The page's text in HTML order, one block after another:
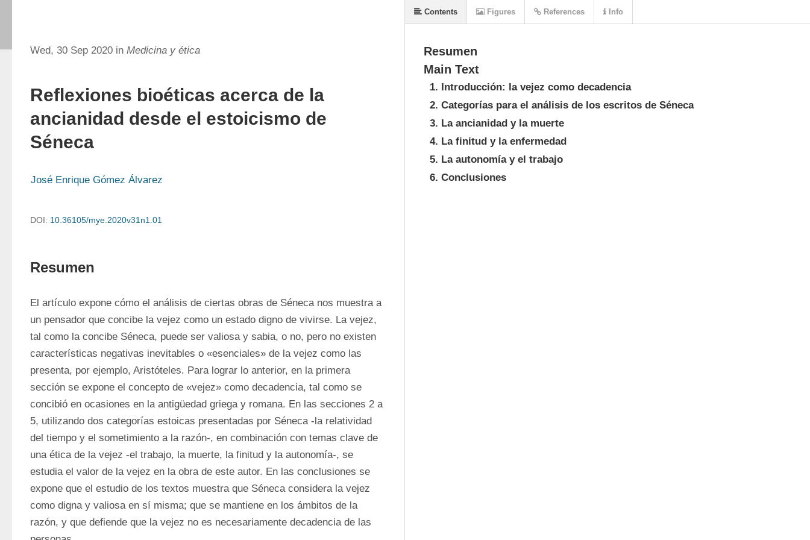
Wed, 30 Sep 2020 in Medicina y ética
Reflexiones bioéticas acerca de la
ancianidad desde el estoicismo de
Séneca
José Enrique Gómez Álvarez
DOI: 10.36105/mye.2020v31n1.01
Resumen
El artículo expone cómo el análisis de ciertas obras de Séneca nos muestra a
un pensador que concibe la vejez como un estado digno de vivirse. La vejez,
tal como la concibe Séneca, puede ser valiosa y sabia, o no, pero no existen
características negativas inevitables o «esenciales» de la vejez como las
presenta, por ejemplo, Aristóteles. Para lograr lo anterior, en la primera
sección se expone el concepto de «vejez» como decadencia, tal como se
concibió en ocasiones en la antigüedad griega y romana. En las secciones 2 a
5, utilizando dos categorías estoicas presentadas por Séneca -la relatividad
del tiempo y el sometimiento a la razón-, en combinación con temas clave de
una ética de la vejez -el trabajo, la muerte, la finitud y la autonomía-, se
estudia el valor de la vejez en la obra de este autor. En las conclusiones se
expone que el estudio de los textos muestra que Séneca considera la vejez
como digna y valiosa en sí misma; que se mantiene en los ámbitos de la
razón, y que defiende que la vejez no es necesariamente decadencia de las
Resumen
Main Text
1. Introducción: la vejez como decadencia
2. Categorías para el análisis de los escritos de Séneca
3. La ancianidad y la muerte
4. La finitud y la enfermedad
5. La autonomía y el trabajo
6. Conclusiones
Contents Figures References Info